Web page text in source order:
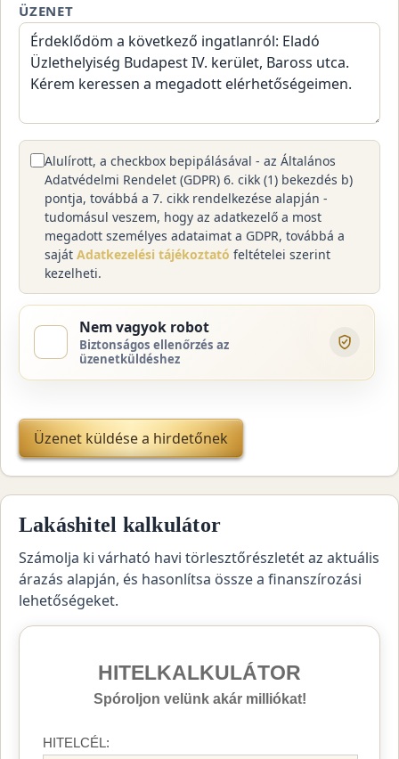
ÜZENET
Alulírott, a checkbox bepipálásával - az Általános
Adatvédelmi Rendelet (GDPR) 6. cikk (1) bekezdés b)
pontja, továbbá a 7. cikk rendelkezése alapján -
tudomásul veszem, hogy az adatkezelő a most
megadott személyes adataimat a GDPR, továbbá a
saját Adatkezelési tájékoztató feltételei szerint
kezelheti.
Nem vagyok robot
Biztonságos ellenőrzés az
üzenetküldéshez
Üzenet küldése a hirdetőnek
Lakáshitel kalkulátor
Számolja ki várható havi törlesztőrészletét az aktuális
árazás alapján, és hasonlítsa össze a finanszírozási
lehetőségeket.